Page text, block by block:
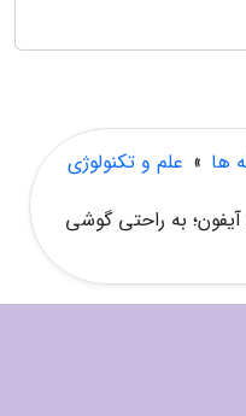
ها » علم و تکنولوژی
به راحتی گوشی